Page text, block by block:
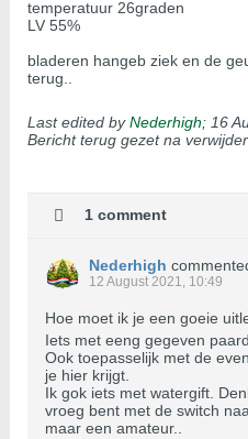
temperatuur 26graden
LV 55%
bladeren hangeb ziek en de
terug..
Last edited byNederhigh; 16
Bericht terug gezet na
1 comment
Nederhigh
12 August 2021, 10:49
Hoe moet ik je een goeie
Iets met eeng gegeven
Ook toepasselijk met de
je hier krijgt.
Ik gok iets met watergift.
vroeg bent met de switch
maar een amateur..